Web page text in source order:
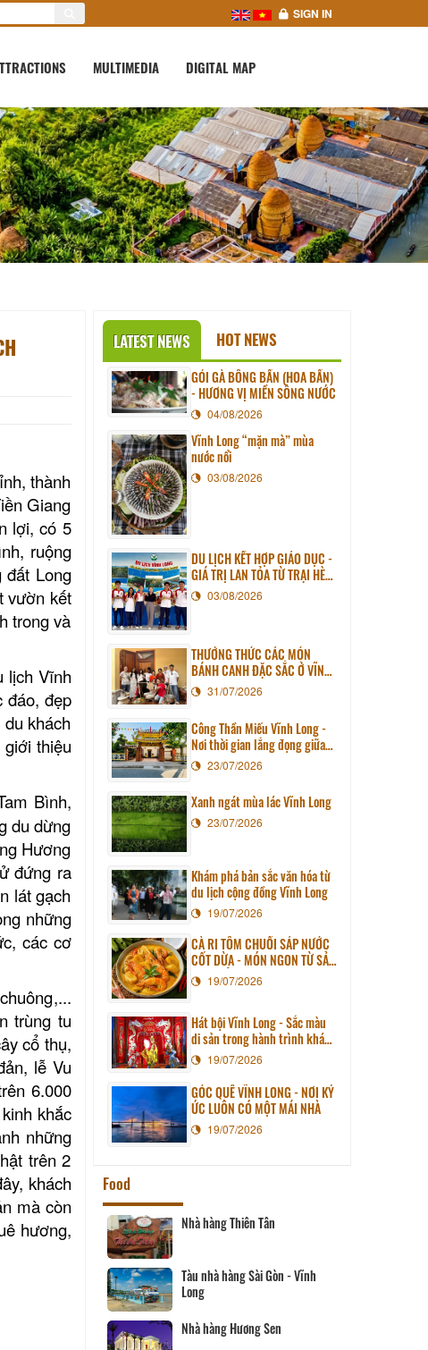
SIGN IN
MULTIMEDIA DIGITAL MAP
thành
Giang
lợi, có 5
ruộng
đất Long
vườn kết
trong và
lịch Vĩnh
đáo, đẹp
khách
thiệu
Bình,
du dừng
Hương
đứng ra
lát gạch
những
các cơ
,...
trùng tu
cổ thụ,
lễ Vu
6.000
khắc
những
trên 2
khách
mà còn
hương,
LATEST NEWS HOT NEWS
GỎI GÀ BÔNG BẦN (HOA BẦN)
- HƯƠNG VỊ MIỀN SÔNG NƯỚC
04/08/2026
Vĩnh Long “mặn mà” mùa
nước nổi
03/08/2026
DU LỊCH KẾT HỢP GIÁO DỤC -
GIÁ TRỊ LAN TỎA TỪ TRẠI HÈ
PHƯƠNG NAM NĂM 2026
03/08/2026
THƯỞNG THỨC CÁC MÓN
BÁNH CANH ĐẶC SẮC Ở VĨNH
LONG31/07/2026
Công Thần Miếu Vĩnh Long -
Nơi thời gian lắng đọng giữa
lòng phố thị
23/07/2026
Xanh ngát mùa lác Vĩnh Long
23/07/2026
Khám phá bản sắc văn hóa từ
du lịch cộng đồng Vĩnh Long
19/07/2026
CÀ RI TÔM CHUỐI SÁP NƯỚC
CỐT DỪA - MÓN NGON TỪ SẢN
VẬT QUÊ HƯƠNG
19/07/2026
Hát bội Vĩnh Long - Sắc màu
di sản trong hành trình khám
phá miền đất phương Nam
19/07/2026
GÓC QUÊ VĨNH LONG - NƠI KÝ
ỨC LUÔN CÓ MỘT MÁI NHÀ
19/07/2026
Food
Nhà hàng Thiên Tân
Tàu nhà hàng Sài Gòn - Vĩnh
Long
Nhà hàng Hương Sen